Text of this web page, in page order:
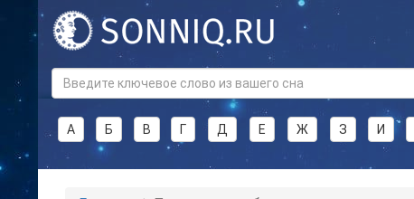
А Б В Г Д Е Ж З И